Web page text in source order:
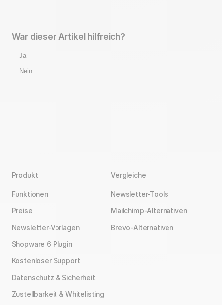
War dieser Artikel hilfreich?
Ja
Nein
Produkt
Funktionen
Preise
Newsletter-Vorlagen
Shopware 6 Plugin
Kostenloser Support
Datenschutz & Sicherheit
Zustellbarkeit & Whitelisting
Vergleiche
Newsletter-Tools
Mailchimp-Alternativen
Brevo-Alternativen